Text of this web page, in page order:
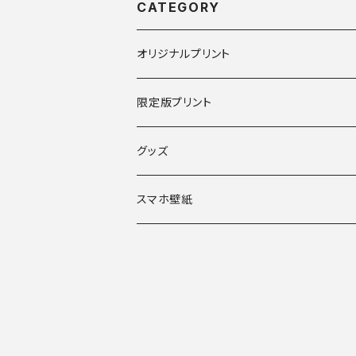
CATEGORY
オリジナルプリント
限定版プリント
グッズ
スマホ壁紙